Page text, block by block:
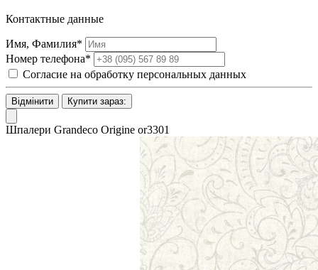
Контактные данные
Имя, Фамилия*
Номер телефона*
Согласие на обработку персональных данных
Відмінити Купити зараз:
Шпалери Grandeco Origine or3301